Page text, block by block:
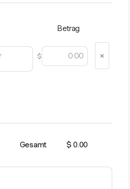
Betrag
$
Gesamt $ 0.00